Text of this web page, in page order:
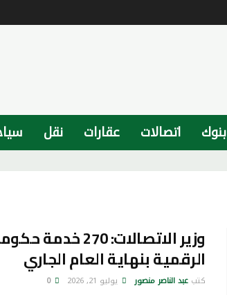
بنوك اتصالات عقارات نقل
وزير
الرقمية بنهاية العام الجاري
كتب عبد الناصر منصور يوليو 21, 2026 0